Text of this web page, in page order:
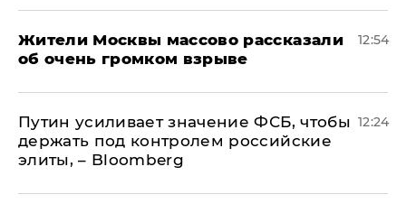
Жители Москвы массово рассказали
об очень громком взрыве
12:54
Путин усиливает значение ФСБ, чтобы
держать под контролем российские
элиты, – Bloomberg
12:24